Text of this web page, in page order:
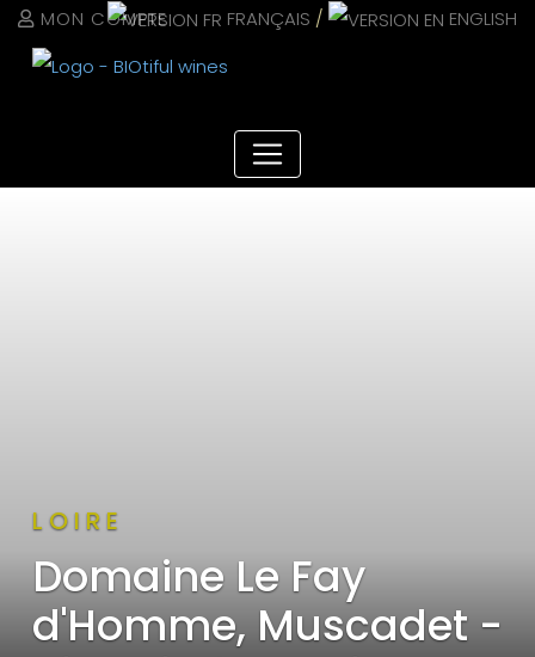
MON COMPTE FRANÇAIS / ENGLISH
LOIRE
Domaine Le Fay
d'Homme, Muscadet -
Panneau de gestion des cookies